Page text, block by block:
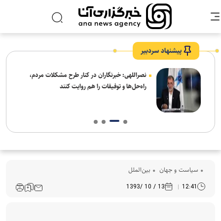
پیشنهاد سردبیر
نصراللهی: خبرنگاران در کنار طرح مشکلات مردم،
راه‌حل‌ها و توفیقات را هم روایت کنند
سیاست و جهان بین‌الملل
12:41
13 / 10 /1393